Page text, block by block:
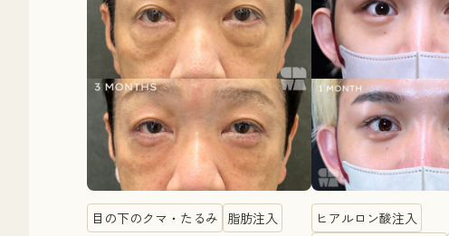
目の下のクマ・たるみ 脂肪注入
ヒアルロン酸注入